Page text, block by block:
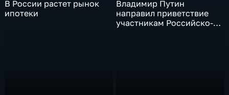
В России растет рынок
ипотеки
Владимир Путин
направил приветствие
участникам Российско-